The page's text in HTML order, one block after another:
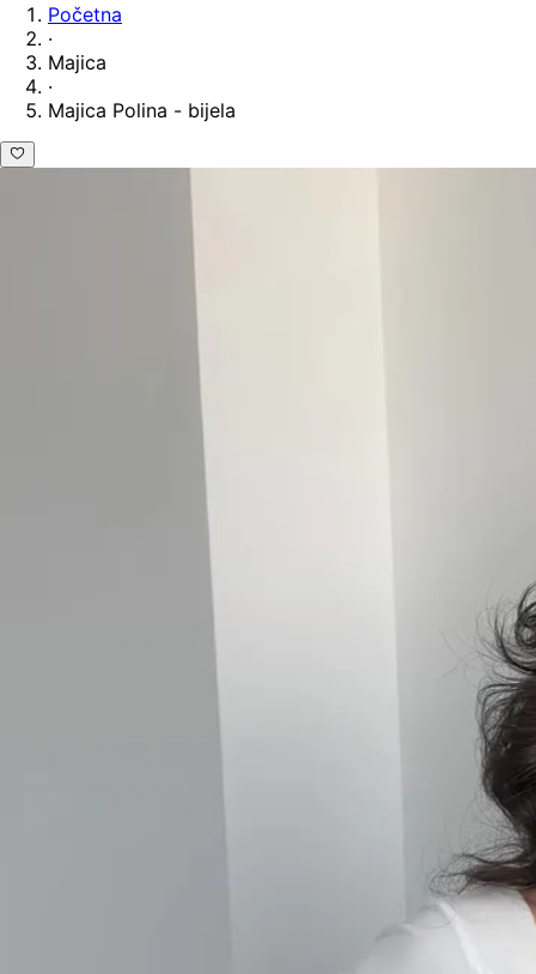
Početna
·
Majica
·
Majica Polina - bijela